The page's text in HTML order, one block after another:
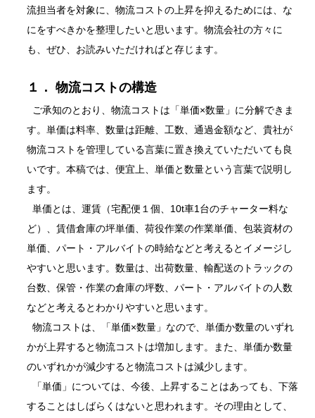
流担当者を対象に、物流コストの上昇を抑えるためには、な
にをすべきかを整理したいと思います。物流会社の方々に
も、ぜひ、お読みいただければと存じます。
１． 物流コストの構造
ご承知のとおり、物流コストは「単価×数量」に分解できま
す。単価は料率、数量は距離、工数、通過金額など、貴社が
物流コストを管理している言葉に置き換えていただいても良
いです。本稿では、便宜上、単価と数量という言葉で説明し
ます。
単価とは、運賃（宅配便１個、10t車1台のチャーター料な
ど）、賃借倉庫の坪単価、荷役作業の作業単価、包装資材の
単価、パート・アルバイトの時給などと考えるとイメージし
やすいと思います。数量は、出荷数量、輸配送のトラックの
台数、保管・作業の倉庫の坪数、パート・アルバイトの人数
などと考えるとわかりやすいと思います。
物流コストは、「単価×数量」なので、単価か数量のいずれ
かが上昇すると物流コストは増加します。また、単価か数量
のいずれかが減少すると物流コストは減少します。
「単価」については、今後、上昇することはあっても、下落
することはしばらくはないと思われます。その理由として、